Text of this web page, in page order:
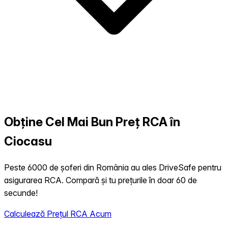
Obține Cel Mai Bun Preț RCA în
Ciocasu
Peste 6000 de șoferi din România au ales DriveSafe pentru
asigurarea RCA. Compară și tu prețurile în doar 60 de
secunde!
Calculează Prețul RCA Acum